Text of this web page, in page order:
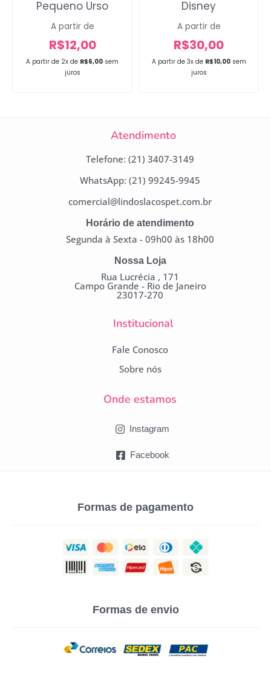
A partir de 2x de R$6,00 sem
juros
Pequeno Urso
A partir de
R$12,00
A partir de 3x de R$10,00 sem
juros
Disney
A partir de
R$30,00
Atendimento
Telefone: (21) 3407-3149
WhatsApp: (21) 99245-9945
comercial@lindoslacospet.com.br
Horário de atendimento
Segunda à Sexta - 09h00 às 18h00
Nossa Loja
Rua Lucrécia , 171
Campo Grande - Rio de Janeiro
23017-270
Institucional
Fale Conosco
Sobre nós
Onde estamos
Instagram
Facebook
Formas de pagamento
Formas de envio